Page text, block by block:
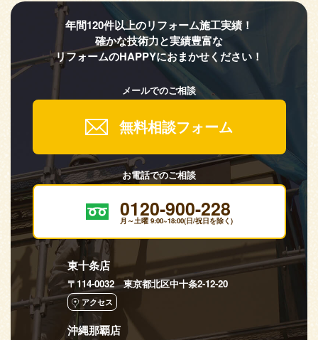
年間120件以上のリフォーム施工実績！
確かな技術力と実績豊富な
リフォームのHAPPYにおまかせください！
メールでのご相談
無料相談フォーム
お電話でのご相談
0120-900-228
月～土曜 9:00~18:00(日/祝日を除く)
東十条店
〒114-0032 東京都北区中十条2-12-20
アクセス
沖縄那覇店